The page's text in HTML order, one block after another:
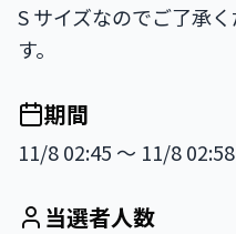
S サイズなのでご了承
す。
期間
11/8 02:45 〜 11/8
当選者人数